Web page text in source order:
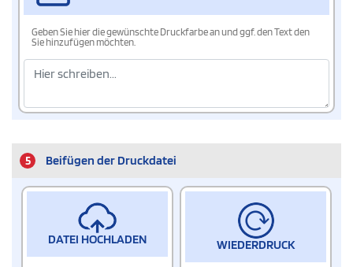
Geben Sie hier die gewünschte Druckfarbe an und ggf. den Text den
Sie hinzufügen möchten.
5 Beifügen der Druckdatei
DATEI HOCHLADEN WIEDERDRUCK